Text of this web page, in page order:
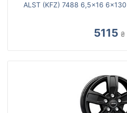
ALST (KFZ) 7488 6,5x16
5115 ₴